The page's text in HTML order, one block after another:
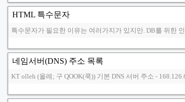
HTML 특수문자
특수문자가 필요한 이유는 여러가지가 있지만. DB를 위한
네임서버(DNS) 주소 목록
KT olleh (올레; 구 QOOK(쿡)) 기본 DNS 서버 주소 -